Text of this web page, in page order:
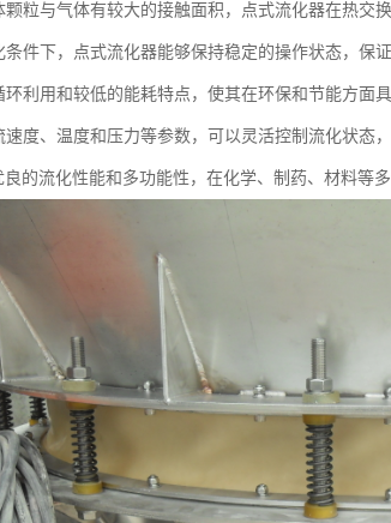
粒与气体有较大的接触面积，点式流化器在热交换
件下，点式流化器能够保持稳定的操作状态，保证
利用和较低的能耗特点，使其在环保和节能方面具
度、温度和压力等参数，可以灵活控制流化状态
的流化性能和多功能性，在化学、制药、材料等